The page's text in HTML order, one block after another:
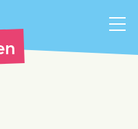
homepagina